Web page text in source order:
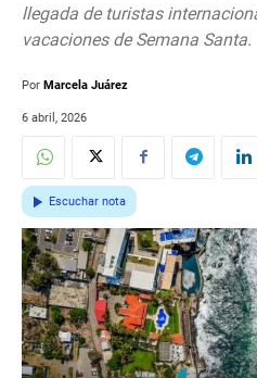
llegada de turistas
vacaciones de Semana Santa.
Por Marcela Juárez
6 abril, 2026
Escuchar nota